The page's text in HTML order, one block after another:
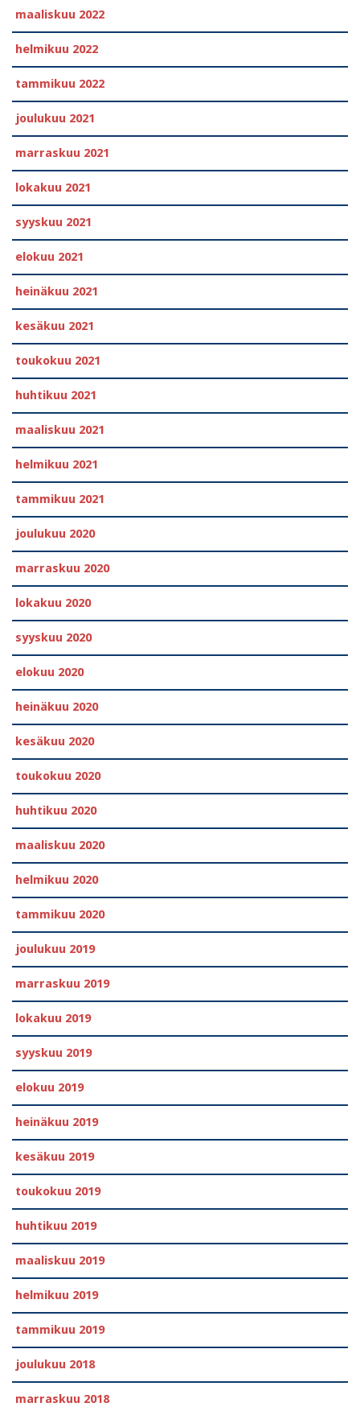
maaliskuu 2022
helmikuu 2022
tammikuu 2022
joulukuu 2021
marraskuu 2021
lokakuu 2021
syyskuu 2021
elokuu 2021
heinäkuu 2021
kesäkuu 2021
toukokuu 2021
huhtikuu 2021
maaliskuu 2021
helmikuu 2021
tammikuu 2021
joulukuu 2020
marraskuu 2020
lokakuu 2020
syyskuu 2020
elokuu 2020
heinäkuu 2020
kesäkuu 2020
toukokuu 2020
huhtikuu 2020
maaliskuu 2020
helmikuu 2020
tammikuu 2020
joulukuu 2019
marraskuu 2019
lokakuu 2019
syyskuu 2019
elokuu 2019
heinäkuu 2019
kesäkuu 2019
toukokuu 2019
huhtikuu 2019
maaliskuu 2019
helmikuu 2019
tammikuu 2019
joulukuu 2018
marraskuu 2018